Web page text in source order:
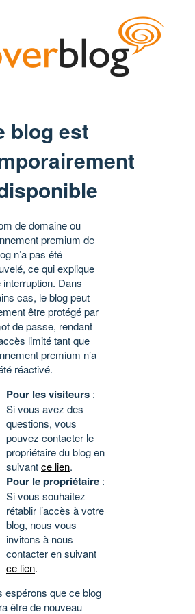
blog est
de domaine ou
premium de
n’a pas été
ce qui explique
interruption. Dans
cas, le blog peut
être protégé par
de passe, rendant
limité tant que
premium n’a
réactivé.
Pour les visiteurs :
Si vous avez des
questions, vous
pouvez contacter le
propriétaire du blog en
suivantce lien.
Pour le propriétaire :
Si vous souhaitez
rétablir l’accès à votre
blog, nous vous
invitons à nous
contacter en suivant
ce lien.
espérons que ce blog
être de nouveau